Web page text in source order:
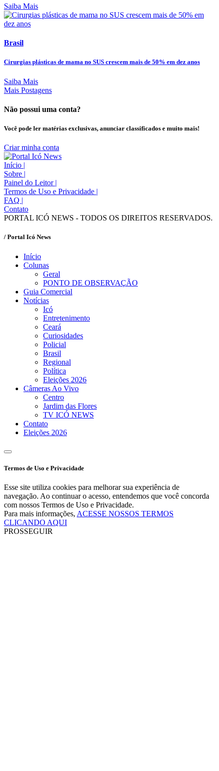
Saiba Mais
Brasil
Cirurgias plásticas de mama no SUS crescem mais de 50% em dez anos
Saiba Mais
Mais Postagens
Não possui uma conta?
Você pode ler matérias exclusivas, anunciar classificados e muito mais!
Criar minha conta
Início |
Sobre |
Painel do Leitor |
Termos de Uso e Privacidade |
FAQ |
Contato
PORTAL ICÓ NEWS - TODOS OS DIREITOS RESERVADOS.
/ Portal Icó News
Início
Colunas
Geral
PONTO DE OBSERVAÇÃO
Guia Comercial
Notícias
Icó
Entretenimento
Ceará
Curiosidades
Policial
Brasil
Regional
Política
Eleições 2026
Câmeras Ao Vivo
Centro
Jardim das Flores
TV ICÓ NEWS
Contato
Eleições 2026
Termos de Uso e Privacidade
Esse site utiliza cookies para melhorar sua experiência de
navegação. Ao continuar o acesso, entendemos que você concorda
com nossos Termos de Uso e Privacidade.
Para mais informações, ACESSE NOSSOS TERMOS
CLICANDO AQUI
PROSSEGUIR